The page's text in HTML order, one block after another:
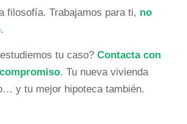
filosofía. Trabajamos para ti, no
.
tu caso? Contacta con
. Tu nueva vivienda
y tu mejor hipoteca también.